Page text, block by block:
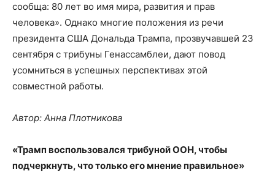
сообща: 80 лет во имя мира, развития и прав
человека». Однако многие положения из речи
президента США Дональда Трампа, прозвучавшей 23
сентября с трибуны Генассамблеи, дают повод
усомниться в успешных перспективах этой
совместной работы.
Автор: Анна Плотникова
«Трамп воспользовался трибуной ООН, чтобы
подчеркнуть, что только его мнение правильное»